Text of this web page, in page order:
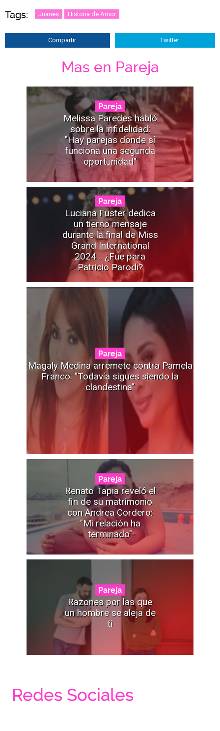
Tags: Juanes Historia de Amor
Compartir Twitter
Mas en Pareja
Pareja
Melissa Paredes habló
sobre la infidelidad:
"Hay parejas donde sí
funciona una segunda
oportunidad"
Pareja
Luciana Fuster dedica
un tierno mensaje
durante la final de Miss
Grand International
2024... ¿Fue para
Patricio Parodi?
Pareja
Magaly Medina arremete contra Pamela
Franco: "Todavía sigues siendo la
clandestina"
Pareja
Renato Tapia reveló el
fin de su matrimonio
con Andrea Cordero:
"Mi relación ha
terminado"
Pareja
Razones por las que
un hombre se aleja de
ti
Redes Sociales